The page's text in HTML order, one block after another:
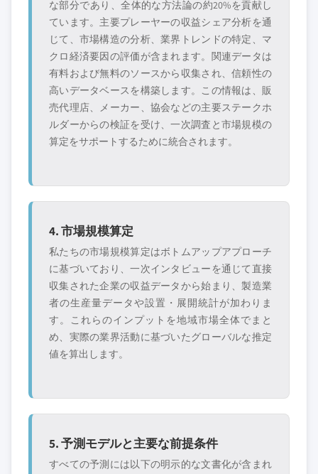
な部分であり、全体的な方法論の約20%を貢献し
ています。主要プレーヤーの収益シェア分析を通
じて、市場構造の分析、業界トレンドの特定、マ
クロ経済要因の評価が含まれます。関連データは
有料および無料のソースから収集され、信頼性の
高いデータベースを構築します。この情報は、販
売代理店、メーカー、協会などの主要ステークホ
ルダーからの検証を受け、一次調査と市場規模の
算定をサポートするために統合されます。
4. 市場規模算定
私たちの市場規模算定はボトムアップアプローチ
に基づいており、一次インタビューを通じて直接
収集された企業の収益データから始まり、製造業
者の生産量データや設置・展開統計が加わりま
す。これらのインプットを地域市場全体でまと
め、実際の業界活動に基づいたグローバルな推定
値を算出します。
5. 予測モデルと主要な前提条件
すべての予測には以下の明示的な文書化が含まれ